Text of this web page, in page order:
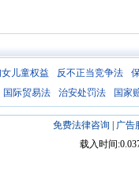
儿童权益 反不正当竞争法
国际贸易法 治安处罚法 国家
免费法律咨询 广告
载入时间